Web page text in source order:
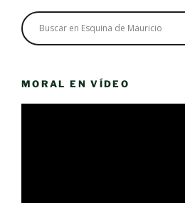
MORAL EN VÍDEO